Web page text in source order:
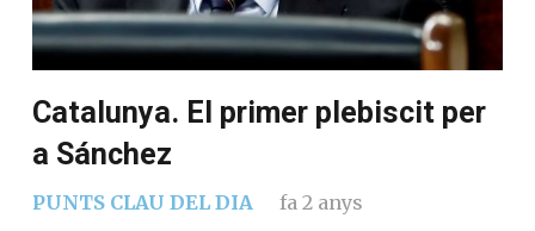
Catalunya. El primer plebiscit per
a Sánchez
PUNTS CLAU DEL DIA fa 2 anys